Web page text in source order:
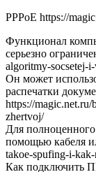
PPPoE https://
Функционал
серьезно
algoritmy-socsetej-
Он может
распечатки
https://
zhertvoj/
Для
помощью кабеля
takoe-spufing-i-
Как подключить